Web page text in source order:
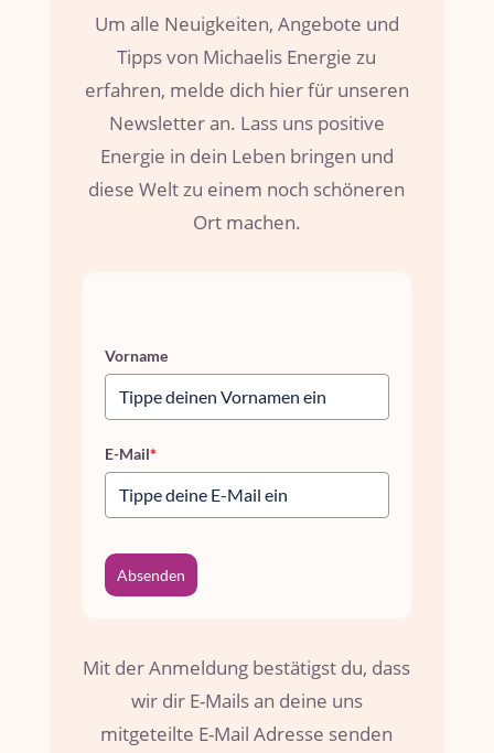
Um alle Neuigkeiten, Angebote und
Tipps von Michaelis Energie zu
erfahren, melde dich hier für unseren
Newsletter an. Lass uns positive
Energie in dein Leben bringen und
diese Welt zu einem noch schöneren
Ort machen.
Vorname
E-Mail*
Absenden
Mit der Anmeldung bestätigst du, dass
wir dir E-Mails an deine uns
mitgeteilte E-Mail Adresse senden